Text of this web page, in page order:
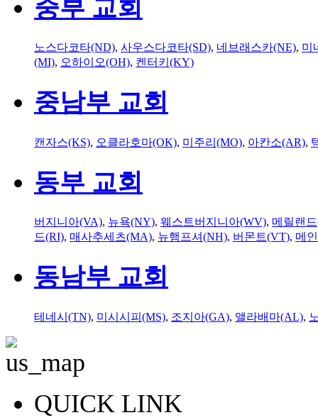
중부 교회
노스다코타(ND), 사우스다코타(SD), 네브래스카(NE), 미
(MI), 오하이오(OH), 켄터키(KY)
중남부 교회
캔자스(KS), 오클라호마(OK), 미주리(MO), 아칸소(AR),
동부 교회
버지니아(VA), 뉴욕(NY), 웨스트버지니아(WV), 메릴랜
드(RI), 매사추세츠(MA), 뉴햄프셔(NH), 버몬트(VT), 메
동남부 교회
테네시(TN), 미시시피(MS), 조지아(GA), 앨라배마(AL),
QUICK LINK